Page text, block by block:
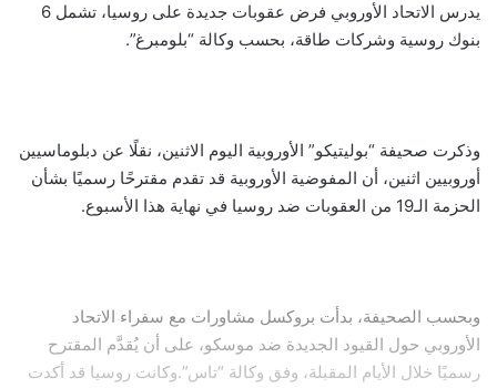
يدرس الاتحاد الأوروبي فرض عقوبات جديدة على روسيا، تشمل 6
بنوك روسية وشركات طاقة، بحسب وكالة “بلومبرغ”.
وذكرت صحيفة “بوليتيكو” الأوروبية اليوم الاثنين، نقلًا عن دبلوماسيين
أوروبيين اثنين، أن المفوضية الأوروبية قد تقدم مقترحًا رسميًا بشأن
الحزمة الـ19 من العقوبات ضد روسيا في نهاية هذا الأسبوع.
وبحسب الصحيفة، بدأت بروكسل مشاورات مع سفراء الاتحاد
الأوروبي حول القيود الجديدة ضد موسكو، على أن يُقدَّم المقترح
رسميًا خلال الأيام المقبلة، وفق وكالة “تاس”.وكانت روسيا قد أكدت